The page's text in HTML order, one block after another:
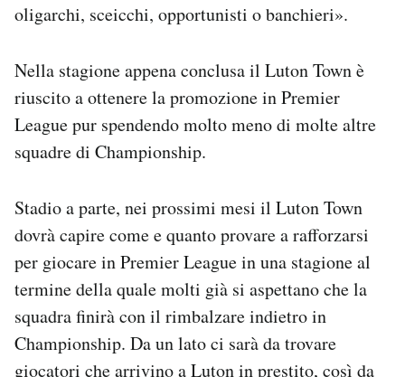
oligarchi, sceicchi, opportunisti o banchieri».
Nella stagione appena conclusa il Luton Town è
riuscito a ottenere la promozione in Premier
League pur spendendo molto meno di molte altre
squadre di Championship.
Stadio a parte, nei prossimi mesi il Luton Town
dovrà capire come e quanto provare a rafforzarsi
per giocare in Premier League in una stagione al
termine della quale molti già si aspettano che la
squadra finirà con il rimbalzare indietro in
Championship. Da un lato ci sarà da trovare
giocatori che arrivino a Luton in prestito, così da